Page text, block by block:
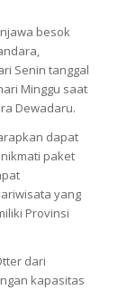
besok
Senin tanggal
Minggu saat
Dewadaru.
dapat
paket
yang
Provinsi
dari
kapasitas